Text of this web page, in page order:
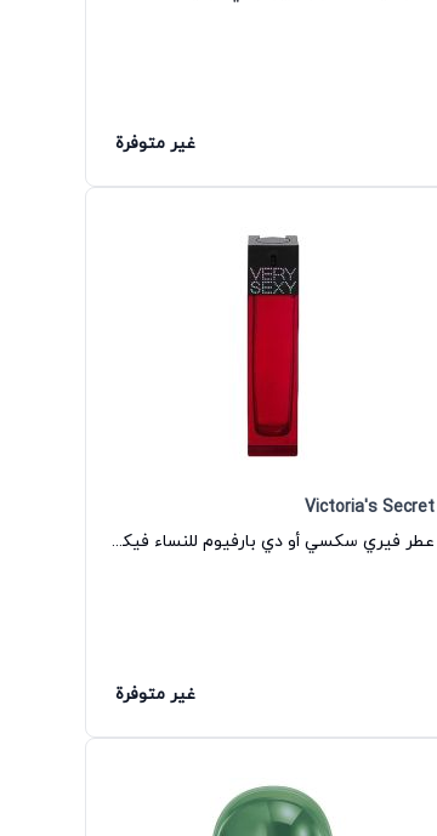
غير متوفرة
Victoria's Secret
عطر فيري سكسي أو دي بارفيوم للنساء فيكتوريا سيكريت
غير متوفرة